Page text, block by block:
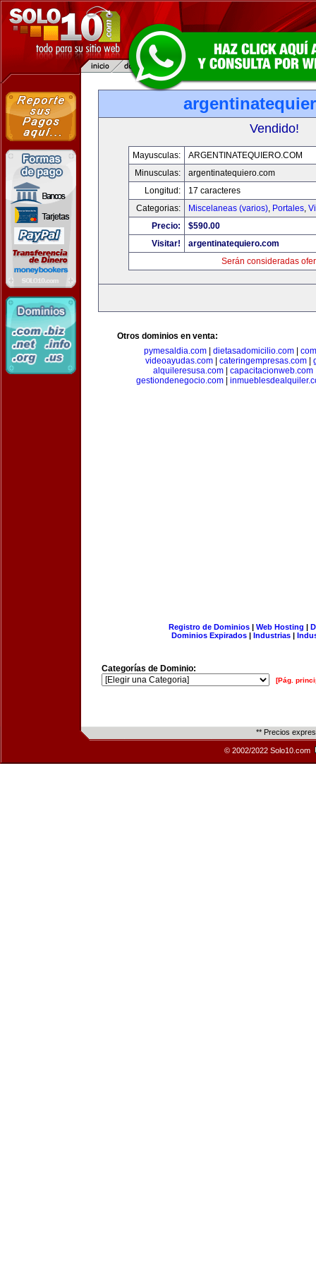
Vendido!
Mayusculas:
ARGENTINATEQUIERO.COM
Minusculas:
argentinatequiero.com
Longitud:
17 caracteres
Categorias:
Miscelaneas (varios), Portales,
Precio:
$590.00
Visitar!
argentinatequiero.com
Serán consideradas
Otros dominios en venta:
pymesaldia.com| dietasadomicilio.com|
videoayudas.com| cateringempresas.com|
alquileresusa.com
capacitacionweb.com
gestiondenegocio.com|
Registro de Dominios| Web Hosting |
Dominios Expirados | Industrias |
Categorías de Dominio:
[Pág.
** Precios
© 2002/2022 Solo10.com